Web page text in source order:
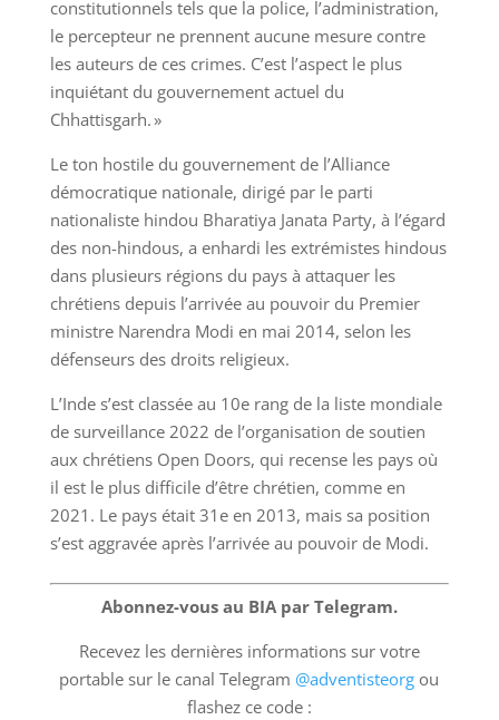
constitutionnels tels que la police, l’administration,
le percepteur ne prennent aucune mesure contre
les auteurs de ces crimes. C’est l’aspect le plus
inquiétant du gouvernement actuel du
Chhattisgarh. »
Le ton hostile du gouvernement de l’Alliance
démocratique nationale, dirigé par le parti
nationaliste hindou Bharatiya Janata Party, à l’égard
des non-hindous, a enhardi les extrémistes hindous
dans plusieurs régions du pays à attaquer les
chrétiens depuis l’arrivée au pouvoir du Premier
ministre Narendra Modi en mai 2014, selon les
défenseurs des droits religieux.
L’Inde s’est classée au 10e rang de la liste mondiale
de surveillance 2022 de l’organisation de soutien
aux chrétiens Open Doors, qui recense les pays où
il est le plus difficile d’être chrétien, comme en
2021. Le pays était 31e en 2013, mais sa position
s’est aggravée après l’arrivée au pouvoir de Modi.
Abonnez-vous au BIA par Telegram.
Recevez les dernières informations sur votre
portable sur le canal Telegram@adventisteorg ou
flashez ce code :